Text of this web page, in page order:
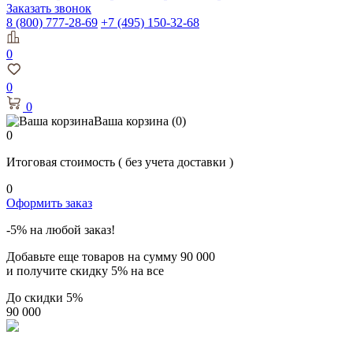
Заказать звонок
8 (800) 777-28-69 +7 (495) 150-32-68
0
0
0
Ваша корзина (0)
0
Итоговая стоимость ( без учета доставки )
0
Оформить заказ
-5% на любой заказ!
Добавьте еще товаров на сумму 90 000
и получите скидку 5% на все
До скидки 5%
90 000